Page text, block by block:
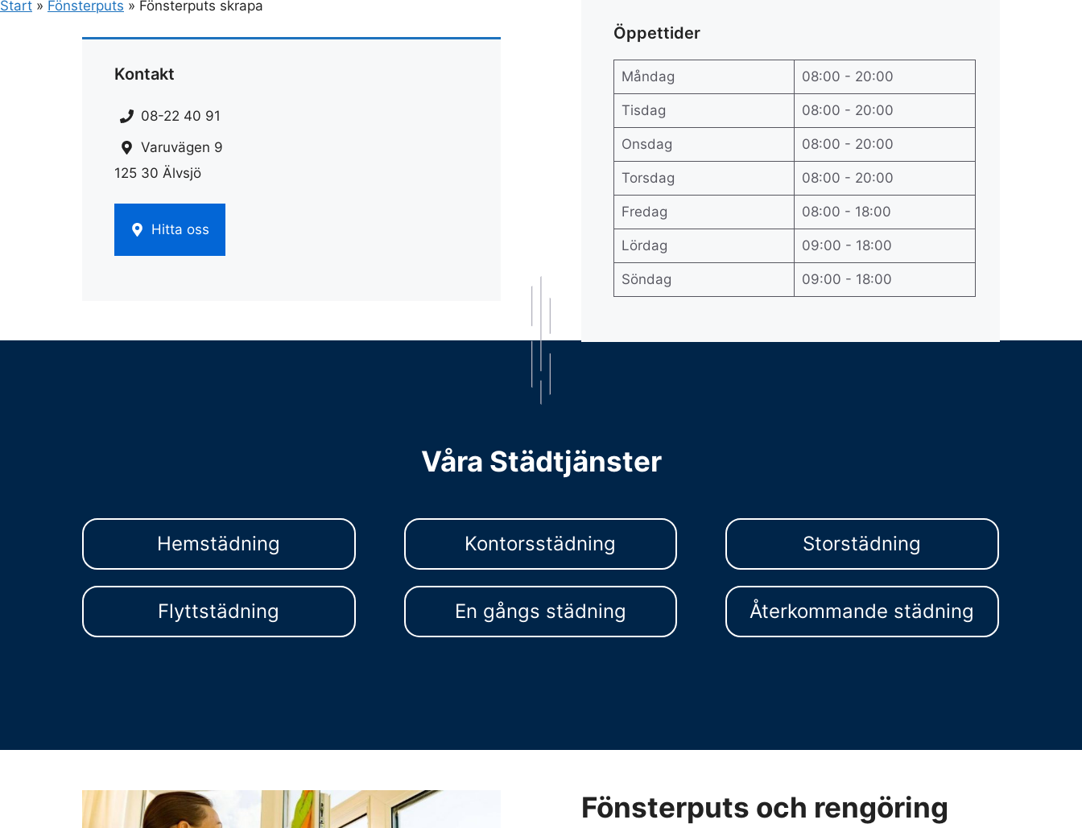
Start » Fönsterputs » Fönsterputs skrapa
Kontakt
08-22 40 91
Varuvägen 9
125 30 Älvsjö
Hitta oss
Öppettider
Måndag 08:00 - 20:00
Tisdag 08:00 - 20:00
Onsdag 08:00 - 20:00
Torsdag 08:00 - 20:00
Fredag 08:00 - 18:00
Lördag 09:00 - 18:00
Söndag 09:00 - 18:00
Våra Städtjänster
Hemstädning Kontorsstädning Storstädning
Flyttstädning En gångs städning Återkommande städning
Fönsterputs och rengöring